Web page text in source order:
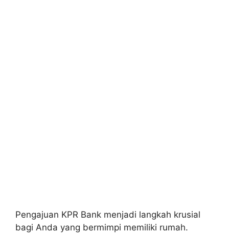
Pengajuan KPR Bank menjadi langkah krusial
bagi Anda yang bermimpi memiliki rumah.